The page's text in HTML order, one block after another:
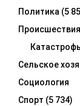
Политика (5
Происшествия
Сельское
Социология
Спорт (5 734)